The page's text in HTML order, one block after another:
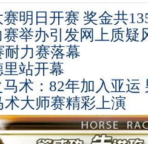
明日开赛 奖金共
举办引发网上质疑
耐力赛落幕
站开幕
术：82年加入亚运
术大师赛精彩上演